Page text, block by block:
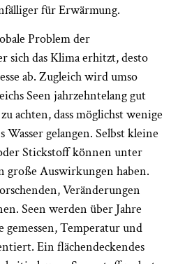
für Erwärmung.
Problem der
sich das Klima erhitzt, desto
ab. Zugleich wird umso
Seen jahrzehntelang gut
achten, dass möglichst wenige
Wasser gelangen. Selbst kleine
Stickstoff können unter
große Auswirkungen haben.
Veränderungen
Seen werden über Jahre
gemessen, Temperatur und
Ein flächendeckendes